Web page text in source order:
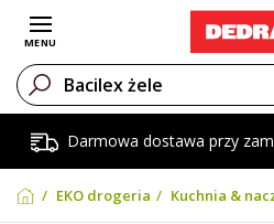
Darmowa dostawa przy
Otwórz menu
MENU
EKO drogeria Kuchnia &